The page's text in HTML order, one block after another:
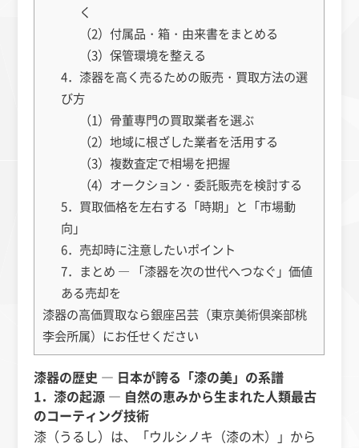
く
（2）付属品・箱・由来書をまとめる
（3）保管環境を整える
4．漆器を高く売るための販売・買取方法の選
び方
（1）骨董専門の買取業者を選ぶ
（2）地域に根ざした業者を活用する
（3）複数査定で相場を把握
（4）オークション・委託販売を検討する
5．買取価格を左右する「時期」と「市場動
向」
6．売却時に注意したいポイント
7．まとめ ― 「漆器を次の世代へつなぐ」価値
ある売却を
漆器の高価買取なら銀座呂芸（東京美術倶楽部桃
李会所属）にお任せください
漆器の歴史 ― 日本が誇る「漆の美」の系譜
1．漆の起源 ― 自然の恵みから生まれた人類最古
のコーティング技術
漆（うるし）は、「ウルシノキ（漆の木）」から